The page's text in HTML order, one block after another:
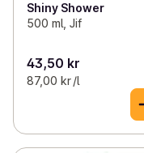
Shiny Shower
500 ml, Jif
43,50 kr
87,00 kr /l